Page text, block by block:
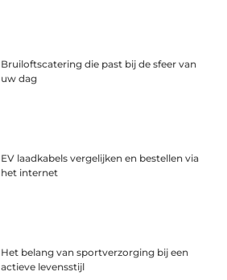
Bruiloftscatering die past bij de sfeer van
uw dag
EV laadkabels vergelijken en bestellen via
het internet
Het belang van sportverzorging bij een
actieve levensstijl